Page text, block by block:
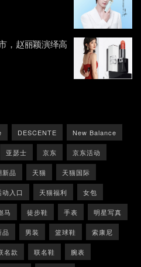
，赵丽颖演绎高
DESCENTE New Balance
亚瑟士 京东 京东活动
新品 天猫 天猫国际
入口 天猫福利 女包
马 徒步鞋 手表 明星写真
品 男装 篮球鞋 索康尼
名款 联名鞋 腕表